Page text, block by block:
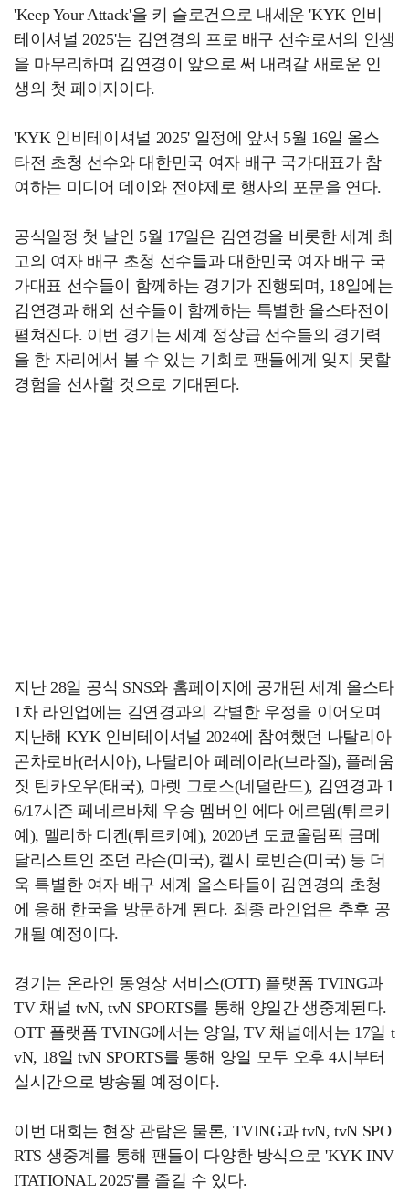
'Keep Your Attack'을 키 슬로건으로 내세운 'KYK 인비
테이셔널 2025'는 김연경의 프로 배구 선수로서의 인생
을 마무리하며 김연경이 앞으로 써 내려갈 새로운 인
생의 첫 페이지이다.
'KYK 인비테이셔널 2025' 일정에 앞서 5월 16일 올스
타전 초청 선수와 대한민국 여자 배구 국가대표가 참
여하는 미디어 데이와 전야제로 행사의 포문을 연다.
공식일정 첫 날인 5월 17일은 김연경을 비롯한 세계 최
고의 여자 배구 초청 선수들과 대한민국 여자 배구 국
가대표 선수들이 함께하는 경기가 진행되며, 18일에는
김연경과 해외 선수들이 함께하는 특별한 올스타전이
펼쳐진다. 이번 경기는 세계 정상급 선수들의 경기력
을 한 자리에서 볼 수 있는 기회로 팬들에게 잊지 못할
경험을 선사할 것으로 기대된다.
지난 28일 공식 SNS와 홈페이지에 공개된 세계 올스타
1차 라인업에는 김연경과의 각별한 우정을 이어오며
지난해 KYK 인비테이셔널 2024에 참여했던 나탈리아
곤차로바(러시아), 나탈리아 페레이라(브라질), 플레움
짓 틴카오우(태국), 마렛 그로스(네덜란드), 김연경과 1
6/17시즌 페네르바체 우승 멤버인 에다 에르뎀(튀르키
예), 멜리하 디켄(튀르키예), 2020년 도쿄올림픽 금메
달리스트인 조던 라슨(미국), 켈시 로빈슨(미국) 등 더
욱 특별한 여자 배구 세계 올스타들이 김연경의 초청
에 응해 한국을 방문하게 된다. 최종 라인업은 추후 공
개될 예정이다.
경기는 온라인 동영상 서비스(OTT) 플랫폼 TVING과
TV 채널 tvN, tvN SPORTS를 통해 양일간 생중계된다.
OTT 플랫폼 TVING에서는 양일, TV 채널에서는 17일 t
vN, 18일 tvN SPORTS를 통해 양일 모두 오후 4시부터
실시간으로 방송될 예정이다.
이번 대회는 현장 관람은 물론, TVING과 tvN, tvN SPO
RTS 생중계를 통해 팬들이 다양한 방식으로 'KYK INV
ITATIONAL 2025'를 즐길 수 있다.